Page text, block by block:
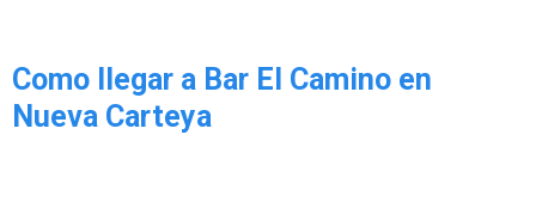
Como llegar a Bar El Camino en
Nueva Carteya